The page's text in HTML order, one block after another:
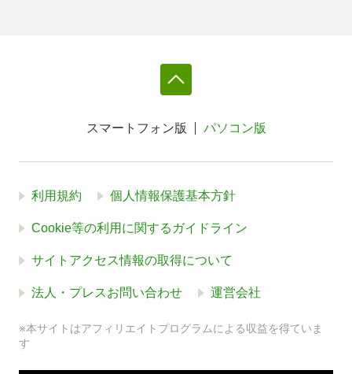
スマートフォン版 パソコン版
利用規約 個人情報保護基本方針
Cookie等の利用に関するガイドライン
サイトアクセス情報の取得について
法人・プレスお問い合わせ 運営会社
※本サイトはアフィリエイトプログラムによる収益を得ていま
す